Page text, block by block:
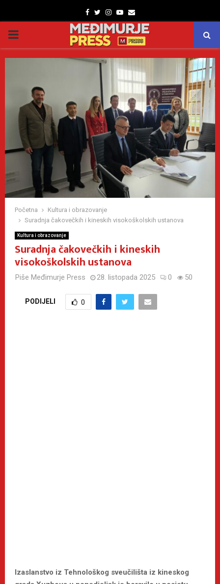
Facebook
TwitterInstagram
Youtube
Email
PRIMARY
MENU
Početna
Kultura i obrazovanje
Suradnja čakovečkih i kineskih visokoškolskih ustanova
Kultura i obrazovanje
Suradnja čakovečkih i kineskih
visokoškolskih ustanova
Piše Međimurje Press 28. listopada 2025 0 50
PODIJELI 0
Izaslanstvo iz Tehnološkog sveučilišta iz kineskog